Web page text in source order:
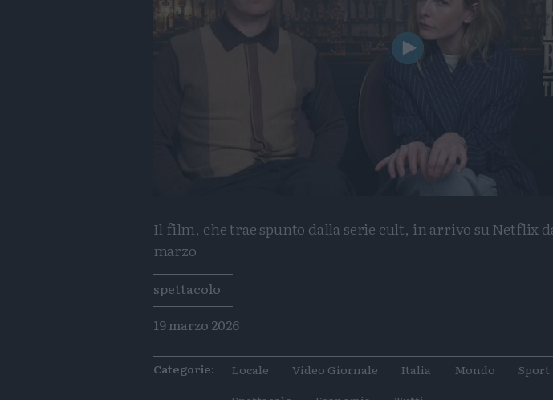
Play
Video
Il film, che trae spunto dalla serie cult, in arrivo su Netflix
marzo
Tags
spettacolo
19 marzo 2026
Categorie: Locale Video Giornale Italia Mondo Sport